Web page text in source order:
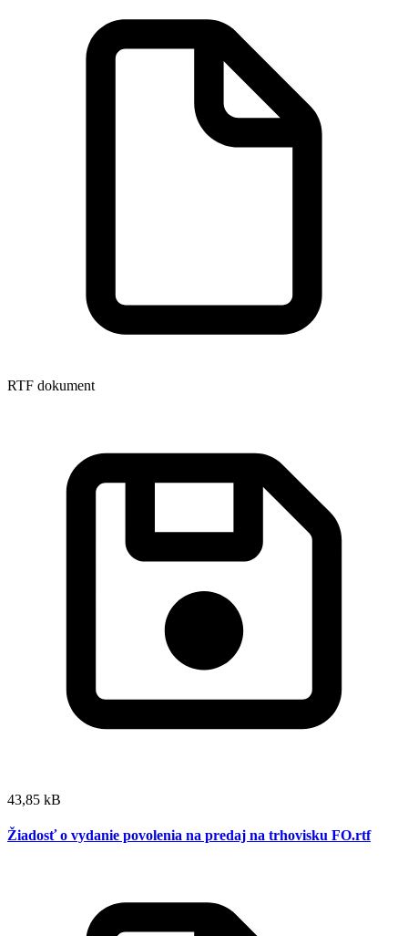
RTF dokument
43,85 kB
Žiadosť o vydanie povolenia na predaj na trhovisku FO.rtf